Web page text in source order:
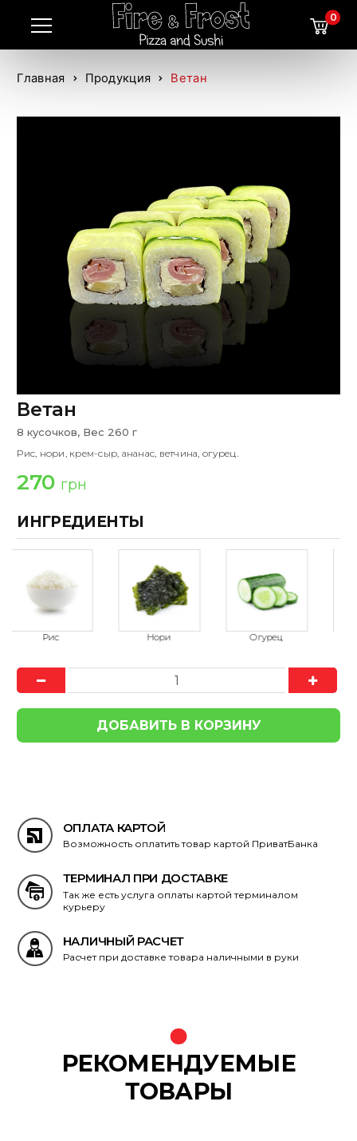
0
Главная Продукция Ветан
Ветан
8 кусочков, Вес 260 г
Рис, нори, крем-сыр, ананас, ветчина, огурец.
270 грн
ИНГРЕДИЕНТЫ
ОПЛАТА КАРТОЙ
Возможность оплатить товар картой ПриватБанка
ТЕРМИНАЛ ПРИ ДОСТАВКЕ
Так же есть услуга оплаты картой терминалом
курьеру
НАЛИЧНЫЙ РАСЧЕТ
Расчет при доставке товара наличными в руки
РЕКОМЕНДУЕМЫЕ
ТОВАРЫ